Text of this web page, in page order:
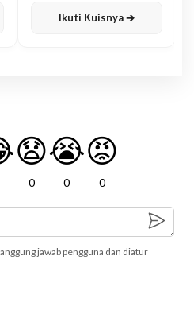
Ikuti Kuisnya ➔
😧
0
😭
0
😡
0
jawab pengguna dan diatur